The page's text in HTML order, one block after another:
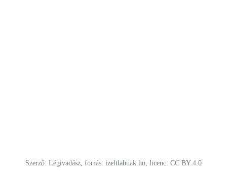
Szerző: Légivadász, forrás: izeltlabuak.hu, licenc: CC BY 4.0